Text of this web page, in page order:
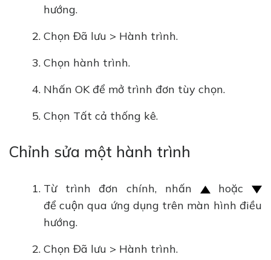
hướng.
Chọn Đã lưu > Hành trình.
Chọn hành trình.
Nhấn OK để mở trình đơn tùy chọn.
Chọn Tất cả thống kê.
Chỉnh sửa một hành trình
Từ trình đơn chính, nhấn
hoặc
để cuộn qua ứng dụng trên màn hình điều
hướng.
Chọn Đã lưu > Hành trình.